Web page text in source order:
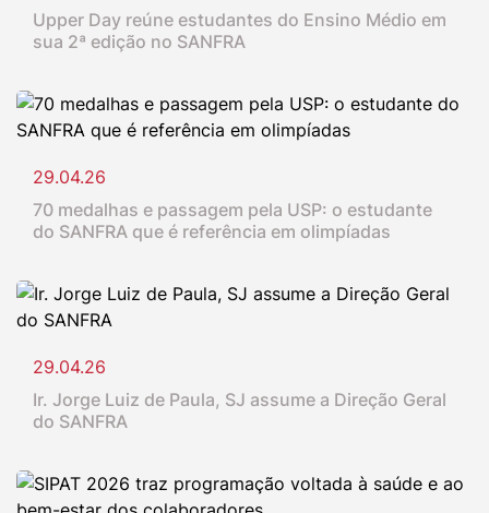
Upper Day reúne estudantes do Ensino Médio em
sua 2ª edição no SANFRA
29.04.26
70 medalhas e passagem pela USP: o estudante
do SANFRA que é referência em olimpíadas
29.04.26
Ir. Jorge Luiz de Paula, SJ assume a Direção Geral
do SANFRA